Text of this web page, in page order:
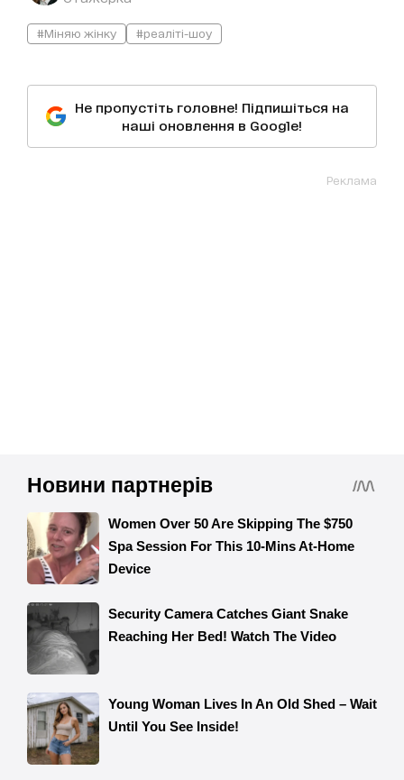
#Міняю жінку #реаліті-шоу
Не пропустіть головне! Підпишіться на
наші оновлення в Google!
Реклама